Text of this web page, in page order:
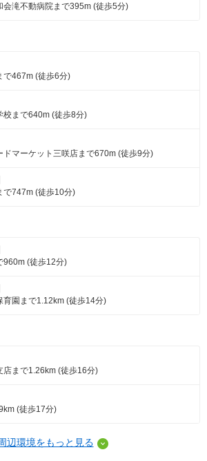
会滝不動病院まで395m (徒歩5分)
で467m (徒歩6分)
校まで640m (徒歩8分)
ドマーケット三咲店まで670m (徒歩9分)
で747m (徒歩10分)
960m (徒歩12分)
育園まで1.12km (徒歩14分)
店まで1.26km (徒歩16分)
(徒歩17分)
辺環境をもっと見る